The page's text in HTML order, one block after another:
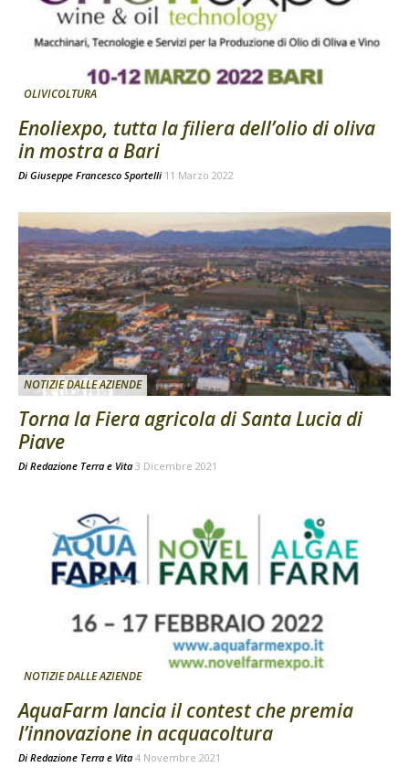
OLIVICOLTURA
Enoliexpo, tutta la filiera dell’olio di oliva
in mostra a Bari
Di Giuseppe Francesco Sportelli 11 Marzo 2022
NOTIZIE DALLE AZIENDE
Torna la Fiera agricola di Santa Lucia di
Piave
Di Redazione Terra e Vita 3 Dicembre 2021
NOTIZIE DALLE AZIENDE
AquaFarm lancia il contest che premia
l’innovazione in acquacoltura
Di Redazione Terra e Vita 4 Novembre 2021